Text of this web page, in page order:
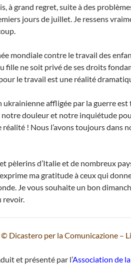
à grand regret, suite à des
jours de juillet. Je ressens
mondiale contre le travail des
fille ne soit privé de ses droits
le travail est une réalité
ukrainienne affligée par la guerre
notre douleur et notre inquiétude
réalité ! Nous l’avons toujours dans
pèlerins d’Italie et de nombreux
ma gratitude à ceux qui
Je vous souhaite un bon
revoir.
Dicastero per la Comunicazione –
et présenté par l’Association de